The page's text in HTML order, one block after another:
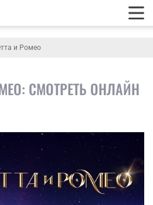
и Ромео
СМОТРЕТЬ ОНЛАЙН